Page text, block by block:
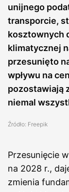
unijnego
transporcie,
kosztownych
klimatycznej
przesunięto
wpływu na
pozostawiają
niemal
Źródło: Freepik
Przesunięcie
na 2028 r.,
zmienia